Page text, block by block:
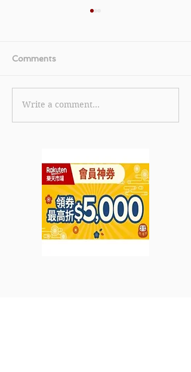
【LetzShop.hk 優惠】-
購買指定產品滿
Comments
Write a comment...